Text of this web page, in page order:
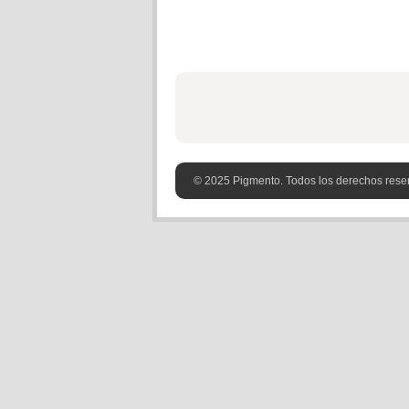
© 2025 Pigmento. Todos los derechos